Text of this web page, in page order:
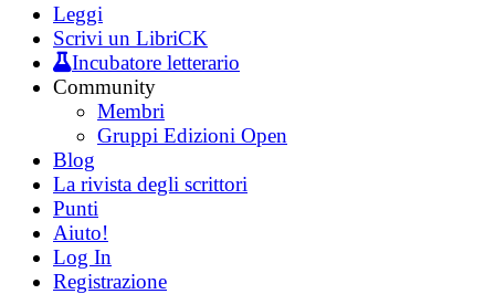
Leggi
Scrivi un LibriCK
Incubatore letterario
Community
Membri
Gruppi Edizioni Open
Blog
La rivista degli scrittori
Punti
Aiuto!
Log In
Registrazione